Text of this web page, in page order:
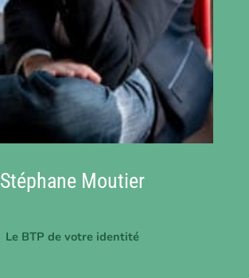
Stéphane Moutier
Le BTP de votre identité